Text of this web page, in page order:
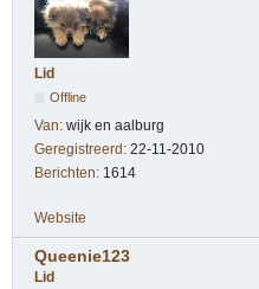
Lid
Offline
Van: wijk en aalburg
Geregistreerd: 22-11-2010
Berichten: 1614
Website
Queenie123
Lid